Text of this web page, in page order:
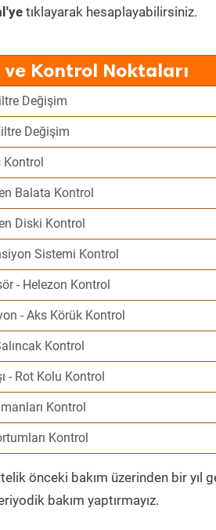
tıklayarak hesaplayabilirsiniz.
ve Kontrol Noktaları
Değişim
Değişim
Kontrol
Balata Kontrol
Diski Kontrol
Sistemi Kontrol
- Helezon Kontrol
- Aks Körük Kontrol
Kontrol
- Rot Kolu Kontrol
Kontrol
Kontrol
önceki bakım üzerinden bir yıl
bakım yaptırmayız.